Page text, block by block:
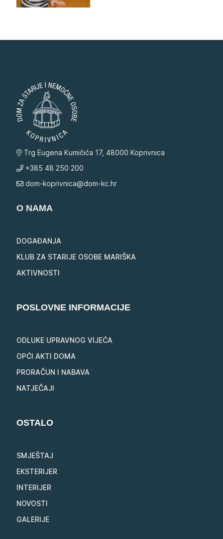
Trg Eugena Kumičića 17, 48000 Koprivnica
+385 48 250 200
dom-koprivnica@dom-kc.hr
O NAMA
DOGAĐANJA
KLUB ZA STARIJE OSOBE MARIŠKA
AKTIVNOSTI
POSLOVNE INFORMACIJE
ODLUKE UPRAVNOG VIJEĆA
OPĆI AKTI DOMA
PRORAČUN I NABAVA
NATJEČAJI
OSTALO
SMJEŠTAJ
EKSTERIJER
INTERIJER
NOVOSTI
GALERIJE